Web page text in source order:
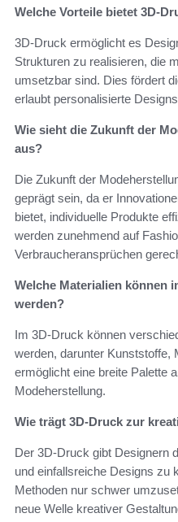
Welche Vorteile bietet 3D-
3D-Druck ermöglicht es
Strukturen zu realisieren, die
umsetzbar sind. Dies fördert
erlaubt personalisierte
Wie sieht die Zukunft der
aus?
Die Zukunft der
geprägt sein, da er
bietet, individuelle Produkte
werden zunehmend auf
Verbraucheransprüchen
Welche Materialien können
werden?
Im 3D-Druck können
werden, darunter Kunststoffe,
ermöglicht eine breite Palette
Modeherstellung.
Wie trägt 3D-Druck zur
Der 3D-Druck gibt Designern
und einfallsreiche Designs zu
Methoden nur schwer
neue Welle kreativer